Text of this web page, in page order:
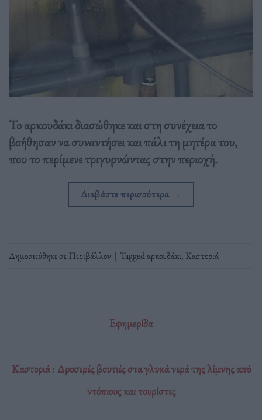
Το αρκουδάκι διασώθηκε και στη συνέχεια το
βοήθησαν να συναντήσει και πάλι τη μητέρα του,
που το περίμενε τριγυρνώντας στην περιοχή.
Διαβάστε περισσότερα →
Δημοσιεύθηκε σεΠεριβάλλον | Taggedαρκουδάκι, Καστοριά
Εφημερίδα
Καστοριά : Δροσερές βουτιές στα γλυκά νερά της λίμνης από
ντόπιους και τουρίστες